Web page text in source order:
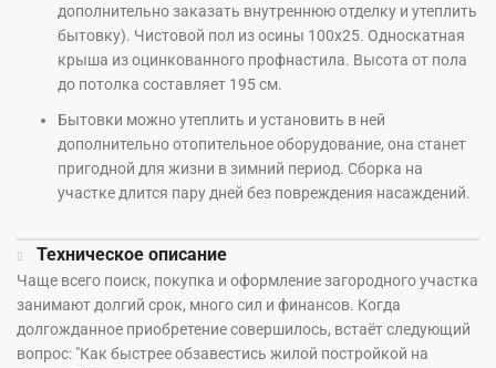
дополнительно заказать внутреннюю отделку и утеплить
бытовку). Чистовой пол из осины 100х25. Односкатная
крыша из оцинкованного профнастила. Высота от пола
до потолка составляет 195 см.
Бытовки можно утеплить и установить в ней
дополнительно отопительное оборудование, она станет
пригодной для жизни в зимний период. Сборка на
участке длится пару дней без повреждения насаждений.
Техническое описание
Чаще всего поиск, покупка и оформление загородного участка
занимают долгий срок, много сил и финансов. Когда
долгожданное приобретение совершилось, встаёт следующий
вопрос: "Как быстрее обзавестись жилой постройкой на